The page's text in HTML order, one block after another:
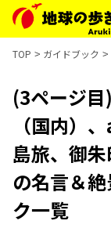
TOP ガイドブック
(3ページ
（国内）
島旅、御
の名言＆
ク一覧